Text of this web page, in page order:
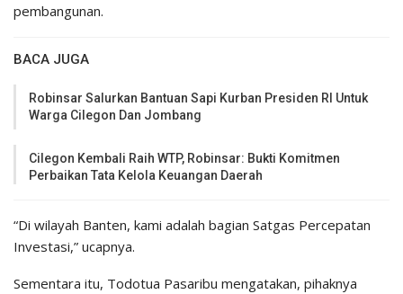
pembangunan.
BACA JUGA
Robinsar Salurkan Bantuan Sapi Kurban Presiden RI Untuk
Warga Cilegon Dan Jombang
Cilegon Kembali Raih WTP, Robinsar: Bukti Komitmen
Perbaikan Tata Kelola Keuangan Daerah
“Di wilayah Banten, kami adalah bagian Satgas Percepatan
Investasi,” ucapnya.
Sementara itu, Todotua Pasaribu mengatakan, pihaknya